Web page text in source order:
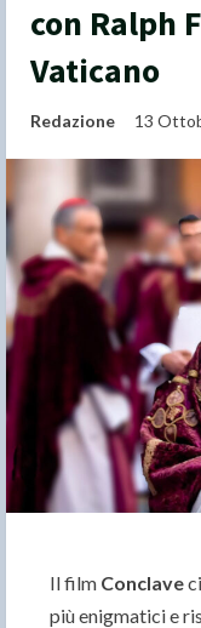
con Ralph
Vaticano
Redazione 13
Il film Conclave
più enigmatici e